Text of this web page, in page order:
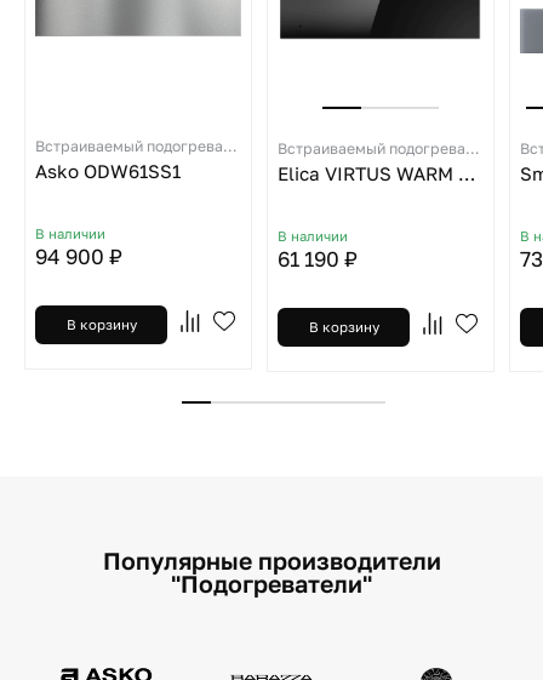
Встраиваемый подогреватель посуды
Asko ODW61SS1
В наличии
94 900 ₽
В корзину
Встраиваемый подогреватель посуды
Elica VIRTUS WARM DRAWER 60 PP
В наличии
61 190 ₽
В корзину
В
Популярные производители
"Подогреватели"